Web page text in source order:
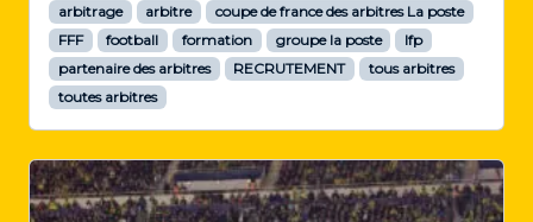
arbitrage arbitre
coupe de france des arbitres La poste
FFF
football formation groupe la poste
lfp
partenaire des arbitres
RECRUTEMENT
tous arbitres
toutes arbitres